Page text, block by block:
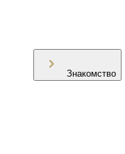
Знакомство